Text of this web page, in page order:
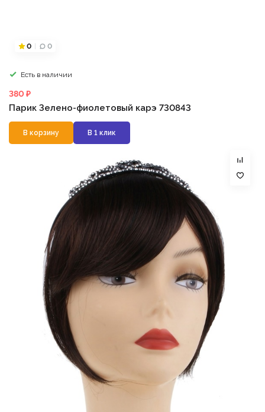
0 0
Есть в наличии
380 ₽
Парик Зелено-фиолетовый карэ 730843
В корзину В 1 клик